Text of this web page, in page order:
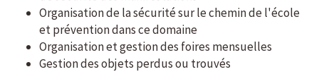
Organisation de la sécurité sur le chemin de l'école
et prévention dans ce domaine
Organisation et gestion des foires mensuelles
Gestion des objets perdus ou trouvés